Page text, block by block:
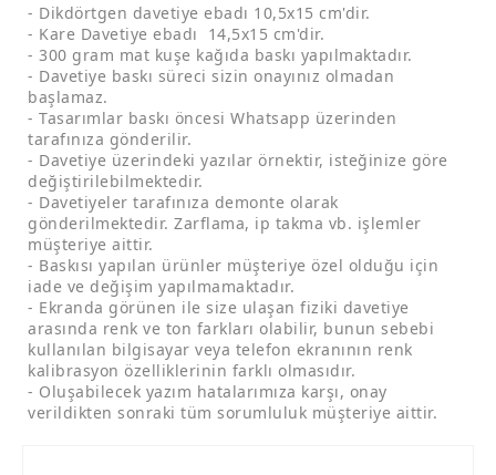
- Dikdörtgen davetiye ebadı 10,5x15 cm'dir.
- Kare Davetiye ebadı 14,5x15 cm'dir.
- 300 gram mat kuşe kağıda baskı yapılmaktadır.
- Davetiye baskı süreci sizin onayınız olmadan
başlamaz.
- Tasarımlar baskı öncesi Whatsapp üzerinden
tarafınıza gönderilir.
- Davetiye üzerindeki yazılar örnektir, isteğinize göre
değiştirilebilmektedir.
- Davetiyeler tarafınıza demonte olarak
gönderilmektedir. Zarflama, ip takma vb. işlemler
müşteriye aittir.
- Baskısı yapılan ürünler müşteriye özel olduğu için
iade ve değişim yapılmamaktadır.
- Ekranda görünen ile size ulaşan fiziki davetiye
arasında renk ve ton farkları olabilir, bunun sebebi
kullanılan bilgisayar veya telefon ekranının renk
kalibrasyon özelliklerinin farklı olmasıdır.
- Oluşabilecek yazım hatalarımıza karşı, onay
verildikten sonraki tüm sorumluluk müşteriye aittir.